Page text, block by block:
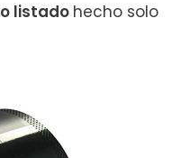
listado hecho solo